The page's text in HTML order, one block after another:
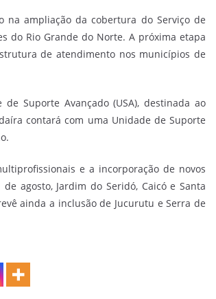
na ampliação da cobertura do Serviço de
do Rio Grande do Norte. A próxima etapa
de atendimento nos municípios de
Suporte Avançado (USA), destinada ao
contará com uma Unidade de Suporte
e a incorporação de novos
agosto, Jardim do Seridó, Caicó e Santa
ainda a inclusão de Jucurutu e Serra de